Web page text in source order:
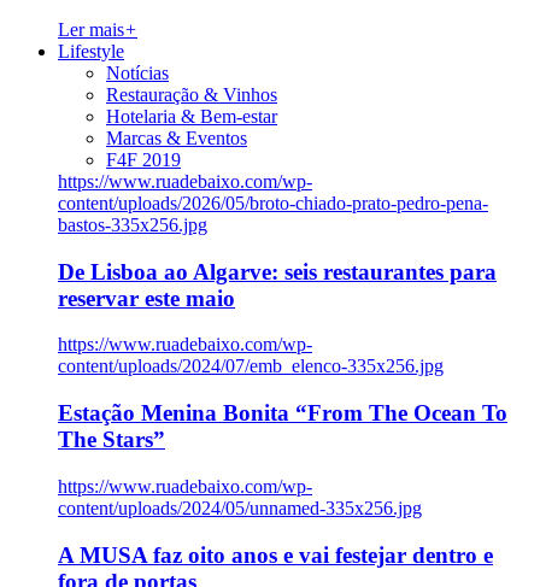
Ler mais+
Lifestyle
Notícias
Restauração & Vinhos
Hotelaria & Bem-estar
Marcas & Eventos
F4F 2019
https://www.ruadebaixo.com/wp-
content/uploads/2026/05/broto-chiado-prato-pedro-pena-
bastos-335x256.jpg
De Lisboa ao Algarve: seis restaurantes para
reservar este maio
https://www.ruadebaixo.com/wp-
content/uploads/2024/07/emb_elenco-335x256.jpg
Estação Menina Bonita “From The Ocean To
The Stars”
https://www.ruadebaixo.com/wp-
content/uploads/2024/05/unnamed-335x256.jpg
A MUSA faz oito anos e vai festejar dentro e
fora de portas